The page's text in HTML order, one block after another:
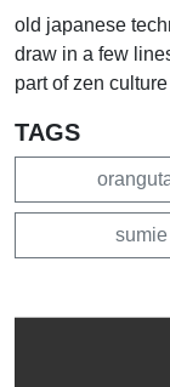
old japanese
draw in a few
part of zen culture
TAGS
sumie